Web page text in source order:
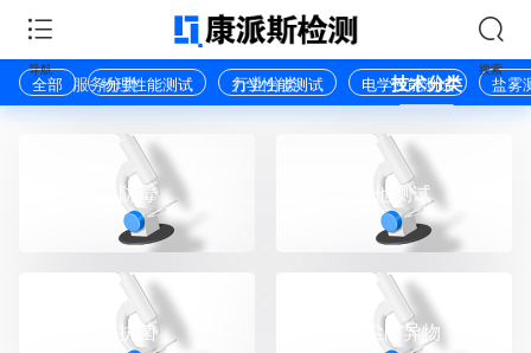
导航 搜索
服务分类 行业分类 技术分类
全部 物理性能测试 力学性能测试 电学性能测试 盐雾
防霉 其他测试
抗菌 防尘防异物